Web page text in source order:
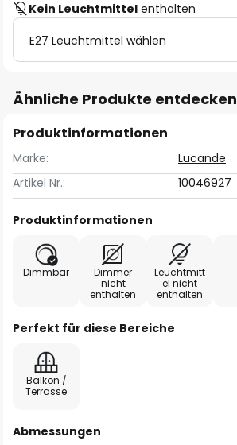
Kein Leuchtmittel enthalten
E27 Leuchtmittel wählen
Ähnliche Produkte entdecken
Produktinformationen
Marke:
Lucande
Artikel Nr.:
10046927
Produktinformationen
Dimmbar
Dimmer
nicht
enthalten
Leuchtmitt
el nicht
enthalten
Perfekt für diese Bereiche
Balkon /
Terrasse
Abmessungen